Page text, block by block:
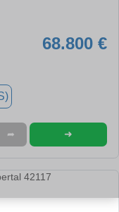
68.800 €
➦ ➜